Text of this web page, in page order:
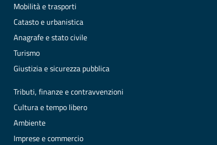
Mobilità e trasporti
Catasto e urbanistica
Anagrafe e stato civile
Turismo
Giustizia e sicurezza pubblica
Tributi, finanze e contravvenzioni
Cultura e tempo libero
Ambiente
Imprese e commercio